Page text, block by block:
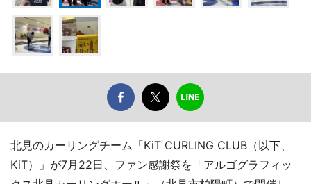
北見のカーリングチーム「KiT CURLING CLUB（以下、
KiT）」が7月22日、ファン感謝祭を「アルゴグラフィッ